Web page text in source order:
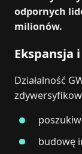
odpornych
milionów.
Ekspansja
Działalność
budowę